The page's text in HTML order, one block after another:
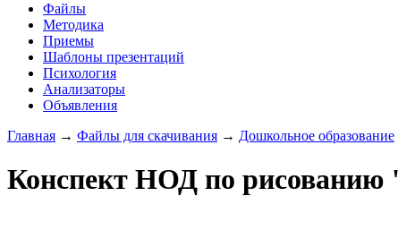
Файлы
Методика
Приемы
Шаблоны презентаций
Психология
Анализаторы
Объявления
Главная → Файлы для скачивания → Дошкольное образование
Конспект НОД по рисованию